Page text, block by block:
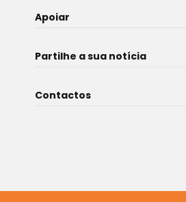
Apoiar
Partilhe a sua notícia
Contactos